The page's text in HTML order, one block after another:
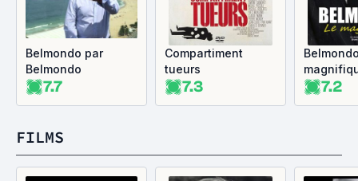
Belmondo par
Belmondo
7.7
Compartiment
tueurs
7.3 7.2
FILMS